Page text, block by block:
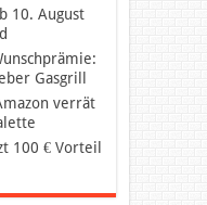
10. August
Gasgrill
verrät
100 € Vorteil